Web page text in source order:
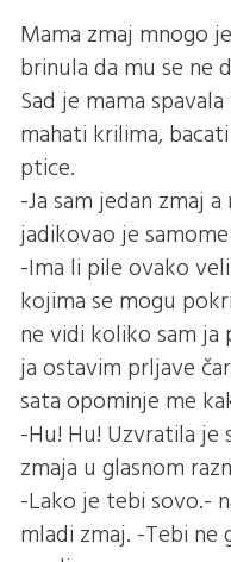
Mama zmaj mnogo
brinula da mu se ne
Sad je mama
mahati krilima,
ptice.
-Ja sam jedan zmaj
jadikovao je
-Ima li pile ovako
kojima se mogu
ne vidi koliko sam ja
ja ostavim prljave
sata opominje me
-Hu! Hu! Uzvratila je
zmaja u glasnom
-Lako je tebi sovo.-
mladi zmaj. -Tebi